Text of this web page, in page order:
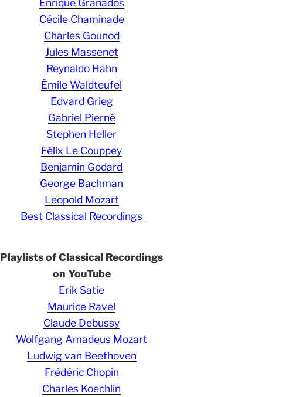
Cécile Chaminade
Charles Gounod
Jules Massenet
Reynaldo Hahn
Émile Waldteufel
Edvard Grieg
Gabriel Pierné
Stephen Heller
Félix Le Couppey
Benjamin Godard
George Bachman
Leopold Mozart
Best Classical Recordings
Playlists of Classical Recordings
on YouTube
Erik Satie
Maurice Ravel
Claude Debussy
Wolfgang Amadeus Mozart
Ludwig van Beethoven
Frédéric Chopin
Charles Koechlin